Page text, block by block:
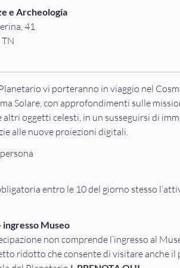
e Archeologia
41
vi porteranno in viaggio nel
Solare, con approfondimenti sulle
altri oggetti celesti, in un susseguirsi di
alle nuove proiezioni digitali.
entro le 10 del giorno stesso
Museo
non comprende l’ingresso al
ridotto che consente di visitare anche